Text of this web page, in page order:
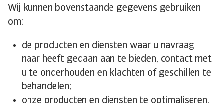
Wij kunnen bovenstaande gegevens gebruiken
om:
de producten en diensten waar u navraag
naar heeft gedaan aan te bieden, contact met
u te onderhouden en klachten of geschillen te
behandelen;
onze producten en diensten te optimaliseren,